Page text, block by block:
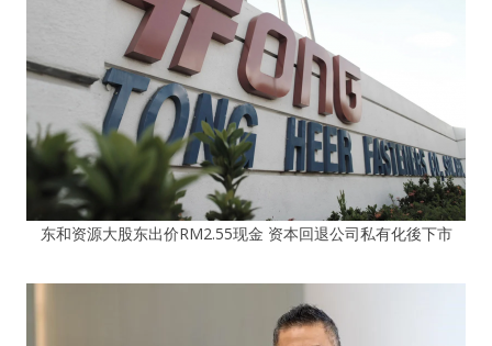
东和资源大股东出价RM2.55现金 资本回退公司私有化後下市